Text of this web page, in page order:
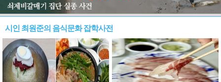
시인 최원준의 음식문화 잡학사전